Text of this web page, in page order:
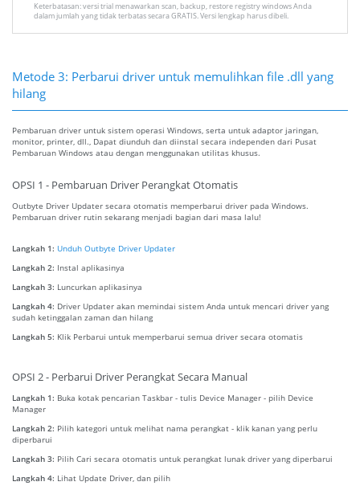
Keterbatasan: versi trial menawarkan scan, backup, restore registry windows Anda
dalam jumlah yang tidak terbatas secara GRATIS. Versi lengkap harus dibeli.
Metode 3: Perbarui driver untuk memulihkan file .dll yang
hilang
Pembaruan driver untuk sistem operasi Windows, serta untuk adaptor jaringan,
monitor, printer, dll., Dapat diunduh dan diinstal secara independen dari Pusat
Pembaruan Windows atau dengan menggunakan utilitas khusus.
OPSI 1 - Pembaruan Driver Perangkat Otomatis
Outbyte Driver Updater secara otomatis memperbarui driver pada Windows.
Pembaruan driver rutin sekarang menjadi bagian dari masa lalu!
Langkah 1: Unduh Outbyte Driver Updater
Langkah 2: Instal aplikasinya
Langkah 3: Luncurkan aplikasinya
Langkah 4: Driver Updater akan memindai sistem Anda untuk mencari driver yang
sudah ketinggalan zaman dan hilang
Langkah 5: Klik Perbarui untuk memperbarui semua driver secara otomatis
OPSI 2 - Perbarui Driver Perangkat Secara Manual
Langkah 1: Buka kotak pencarian Taskbar - tulis Device Manager - pilih Device
Manager
Langkah 2: Pilih kategori untuk melihat nama perangkat - klik kanan yang perlu
diperbarui
Langkah 3: Pilih Cari secara otomatis untuk perangkat lunak driver yang diperbarui
Langkah 4: Lihat Update Driver, dan pilih